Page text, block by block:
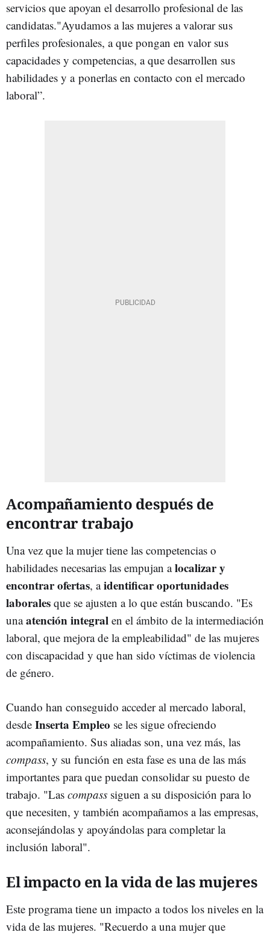
servicios que apoyan el desarrollo profesional de las
candidatas."Ayudamos a las mujeres a valorar sus
perfiles profesionales, a que pongan en valor sus
capacidades y competencias, a que desarrollen sus
habilidades y a ponerlas en contacto con el mercado
laboral”.
Acompañamiento después de
encontrar trabajo
Una vez que la mujer tiene las competencias o
habilidades necesarias las empujan alocalizar y
encontrar ofertas, aidentificar oportunidades
laborales que se ajusten a lo que están buscando. "Es
unaatención integral en el ámbito de la intermediación
laboral, que mejora de la empleabilidad" de las mujeres
con discapacidad y que han sido víctimas de violencia
de género.
Cuando han conseguido acceder al mercado laboral,
desde Inserta Empleo se les sigue ofreciendo
acompañamiento. Sus aliadas son, una vez más, las
compass, y su función en esta fase es una de las más
importantes para que puedan consolidar su puesto de
trabajo. "Las compass siguen a su disposición para lo
que necesiten, y también acompañamos a las empresas,
aconsejándolas y apoyándolas para completar la
inclusión laboral".
El impacto en la vida de las mujeres
Este programa tiene un impacto a todos los niveles en la
vida de las mujeres. "Recuerdo a una mujer que